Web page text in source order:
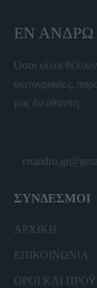
ΕΝ ΆΝΔΡΩ
Όσοι φίλοι
φωτογραφίες,
μας διεύθυνση.
ΣΥΝΔΕΣΜΟΙ
ΑΡΧΙΚΗ
ΕΠΙΚΟΙΝΩΝΙΑ
ΟΡΟΙ ΚΑΙ